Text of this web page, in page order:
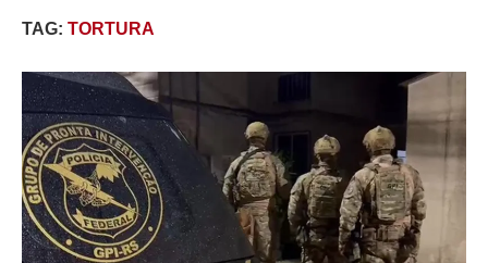
TAG: TORTURA